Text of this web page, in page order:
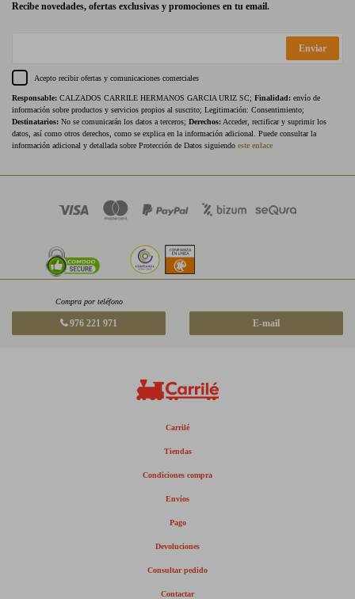
Recibe novedades, ofertas exclusivas y promociones en tu email.
Enviar
Acepto recibir ofertas y comunicaciones comerciales
Responsable: CALZADOS CARRILE HERMANOS GARCIA URIZ SC; Finalidad: envío de
información sobre productos y servicios propios al suscrito; Legitimación: Consentimiento;
Destinatarios: No se comunicarán los datos a terceros; Derechos: Acceder, rectificar y suprimir los
datos, así como otros derechos, como se explica en la información adicional. Puede consultar la
información adicional y detallada sobre Protección de Datos siguiendo este enlace
Compra por teléfono
976 221 971 E-mail
Carrilé
Tiendas
Condiciones compra
Envíos
Pago
Devoluciones
Consultar pedido
Contactar